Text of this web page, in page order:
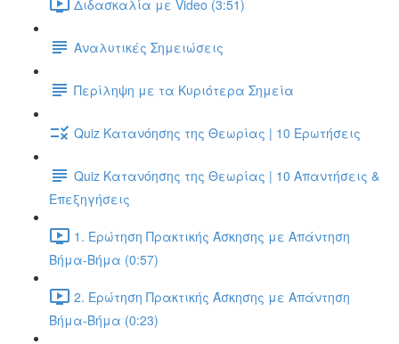
Διδασκαλία με Video (3:51)
Αναλυτικές Σημειώσεις
Περίληψη με τα Κυριότερα Σημεία
Quiz Κατανόησης της Θεωρίας | 10 Ερωτήσεις
Quiz Κατανόησης της Θεωρίας | 10 Απαντήσεις &
Επεξηγήσεις
1. Ερώτηση Πρακτικής Άσκησης με Απάντηση
Βήμα-Βήμα (0:57)
2. Ερώτηση Πρακτικής Άσκησης με Απάντηση
Βήμα-Βήμα (0:23)